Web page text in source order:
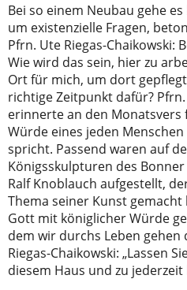
Bei so einem Neubau gehe
um existenzielle Fragen,
Pfrn. Ute Riegas-Chaikowski:
Wie wird das sein, hier zu
Ort für mich, um dort
richtige Zeitpunkt dafür? Pfrn.
erinnerte an den Monatsvers
Würde eines jeden
spricht. Passend waren auf
Königsskulpturen des
Ralf Knoblauch aufgestellt,
Thema seiner Kunst gemacht
Gott mit königlicher Würde
dem wir durchs Leben gehen
Riegas-Chaikowski: „Lassen
diesem Haus und zu